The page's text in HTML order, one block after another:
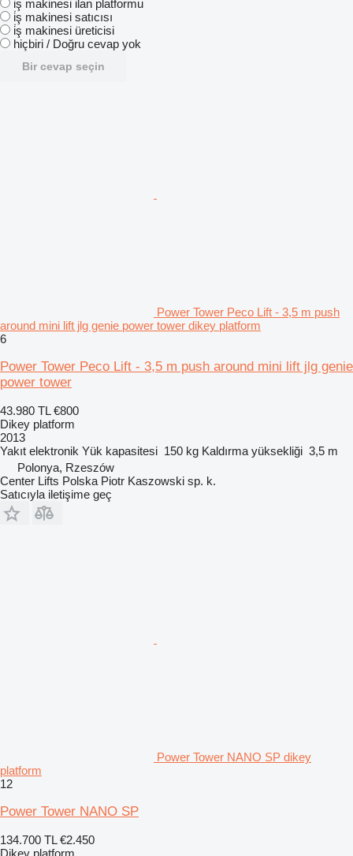
i̇ş makinesi ilan platformu
i̇ş makinesi satıcısı
i̇ş makinesi üreticisi
hiçbiri / Doğru cevap yok
Bir cevap seçin
Power Tower Peco Lift - 3,5 m push
around mini lift jlg genie power tower dikey platform
6
Power Tower Peco Lift - 3,5 m push around mini lift jlg genie
power tower
43.980 TL €800
Dikey platform
2013
Yakıt elektronik Yük kapasitesi 150 kg Kaldırma yüksekliği 3,5 m
Polonya, Rzeszów
Center Lifts Polska Piotr Kaszowski sp. k.
Satıcıyla iletişime geç
Power Tower NANO SP dikey
platform
12
Power Tower NANO SP
134.700 TL €2.450
Dikey platform